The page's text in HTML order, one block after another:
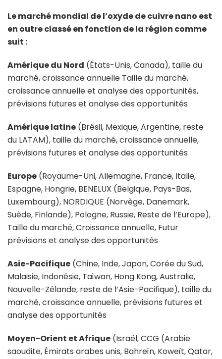
Le marché mondial de l’oxyde de cuivre nano est
en outre classé en fonction de la région comme
suit :
Amérique du Nord (États-Unis, Canada), taille du
marché, croissance annuelle Taille du marché,
croissance annuelle et analyse des opportunités,
prévisions futures et analyse des opportunités
Amérique latine (Brésil, Mexique, Argentine, reste
du LATAM), taille du marché, croissance annuelle,
prévisions futures et analyse des opportunités
Europe (Royaume-Uni, Allemagne, France, Italie,
Espagne, Hongrie, BENELUX (Belgique, Pays-Bas,
Luxembourg), NORDIQUE (Norvège, Danemark,
Suède, Finlande), Pologne, Russie, Reste de l’Europe),
Taille du marché, Croissance annuelle, Futur
prévisions et analyse des opportunités
Asie-Pacifique (Chine, Inde, Japon, Corée du Sud,
Malaisie, Indonésie, Taïwan, Hong Kong, Australie,
Nouvelle-Zélande, reste de l’Asie-Pacifique), taille du
marché, croissance annuelle, prévisions futures et
analyse des opportunités
Moyen-Orient et Afrique (Israël, CCG (Arabie
saoudite, Émirats arabes unis, Bahreïn, Koweït, Qatar,